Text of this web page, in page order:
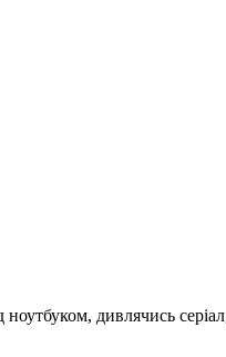
дивлячись серіал,